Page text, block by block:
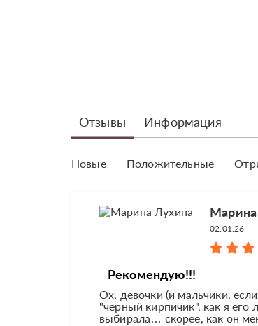
Отзывы Информация
Новые Положительные
Марина
02.01.26
Рекомендую!!!
Ох, девочки (и мальчики,
"черный кирпичик", как я его
выбирала… скорее, как он